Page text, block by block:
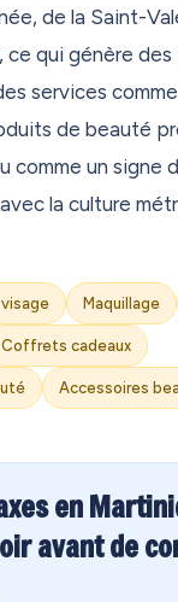
de la Saint-
qui génère des
services
de beauté
comme un signe
la culture
Maquillage
Coffrets cadeaux
Accessoires
en
avant de